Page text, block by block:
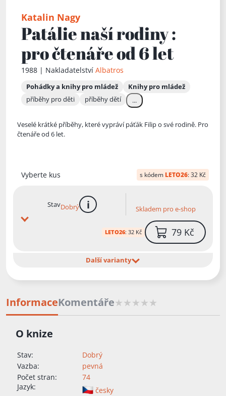
Katalin Nagy
Patálie naší rodiny :
pro čtenáře od 6 let
1988 | Nakladatelství Albatros
Pohádky a knihy pro mládež
Knihy pro mládež
příběhy pro děti
příběhy dětí ...
Veselé krátké příběhy, které vypráví páťák Filip o své rodině. Pro
čtenáře od 6 let.
Vyberte kus s kódem LETO26:32 Kč
StavDobrý více informací Skladem pro e-shop
LETO26: 32 Kč 79 Kč
Další varianty
InformaceKomentáře
O knize
Stav:
Dobrý
Vazba:
pevná
Počet stran:
74
Jazyk:
česky